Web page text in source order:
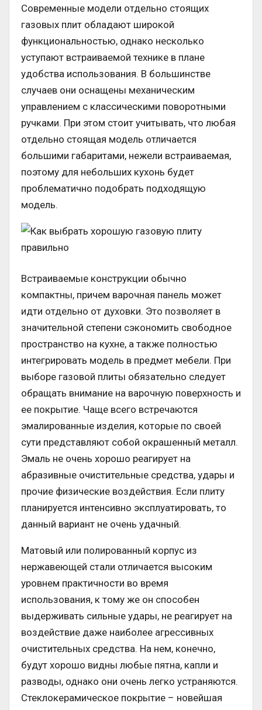
Современные модели отдельно стоящих
газовых плит обладают широкой
функциональностью, однако несколько
уступают встраиваемой технике в плане
удобства использования. В большинстве
случаев они оснащены механическим
управлением с классическими поворотными
ручками. При этом стоит учитывать, что любая
отдельно стоящая модель отличается
большими габаритами, нежели встраиваемая,
поэтому для небольших кухонь будет
проблематично подобрать подходящую
модель.
Встраиваемые конструкции обычно
компактны, причем варочная панель может
идти отдельно от духовки. Это позволяет в
значительной степени сэкономить свободное
пространство на кухне, а также полностью
интегрировать модель в предмет мебели. При
выборе газовой плиты обязательно следует
обращать внимание на варочную поверхность и
ее покрытие. Чаще всего встречаются
эмалированные изделия, которые по своей
сути представляют собой окрашенный металл.
Эмаль не очень хорошо реагирует на
абразивные очистительные средства, удары и
прочие физические воздействия. Если плиту
планируется интенсивно эксплуатировать, то
данный вариант не очень удачный.
Матовый или полированный корпус из
нержавеющей стали отличается высоким
уровнем практичности во время
использования, к тому же он способен
выдерживать сильные удары, не реагирует на
воздействие даже наиболее агрессивных
очистительных средства. На нем, конечно,
будут хорошо видны любые пятна, капли и
разводы, однако они очень легко устраняются.
Стеклокерамическое покрытие – новейшая